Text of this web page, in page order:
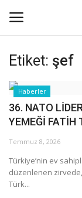
Anasayfa
Bize Ulaşın
Künye
Halil ÖNCÜ
Etiket: şef
Haberler
36. NATO
YEMEĞİ FATİH
Temmuz 8, 2026
Türkiye’nin ev
düzenlenen
Türk...